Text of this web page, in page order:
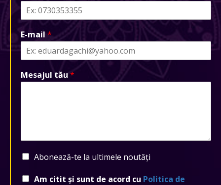
E-mail *
Mesajul tău*
Abonează-te la ultimele noutăți
Am citit și sunt de acord cu Politica de